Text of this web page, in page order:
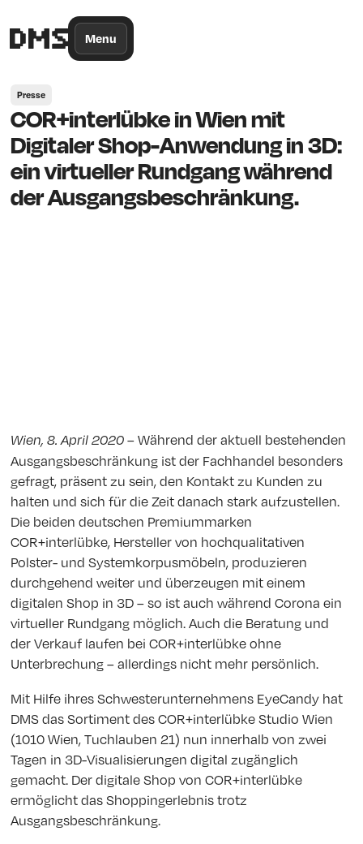
Menu
Presse
COR+interlübke in Wien mit
Digitaler Shop-Anwendung in 3D:
ein virtueller Rundgang während
der Ausgangsbeschränkung.
Wien, 8. April 2020– Während der aktuell bestehenden
Ausgangsbeschränkung ist der Fachhandel besonders
gefragt, präsent zu sein, den Kontakt zu Kunden zu
halten und sich für die Zeit danach stark aufzustellen.
Die beiden deutschen Premiummarken
COR+interlübke, Hersteller von hochqualitativen
Polster- und Systemkorpusmöbeln, produzieren
durchgehend weiter und überzeugen mit einem
digitalen Shop in 3D – so ist auch während Corona ein
virtueller Rundgang möglich. Auch die Beratung und
der Verkauf laufen bei COR+interlübke ohne
Unterbrechung – allerdings nicht mehr persönlich.
Mit Hilfe ihres Schwesterunternehmens EyeCandy hat
DMS das Sortiment des COR+interlübke Studio Wien
(1010 Wien, Tuchlauben 21) nun innerhalb von zwei
Tagen in 3D-Visualisierungen digital zugänglich
gemacht. Der digitale Shop von COR+interlübke
ermöglicht das Shoppingerlebnis trotz
Ausgangsbeschränkung.